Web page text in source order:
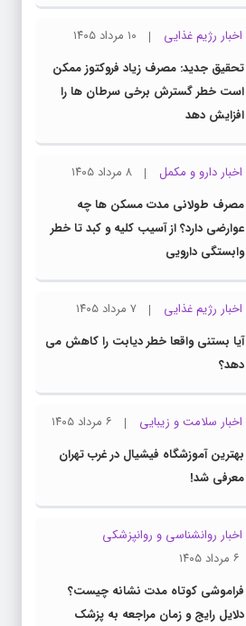
اخبار رژیم غذایی
۱۰ مرداد ۱۴۰۵
تحقیق جدید: مصرف زیاد فروکتوز ممکن
است خطر گسترش برخی سرطان ها را
افزایش دهد
اخبار دارو و مکمل
۸ مرداد ۱۴۰۵
مصرف طولانی مدت مسکن ها چه
عوارضی دارد؟ از آسیب کلیه و کبد تا خطر
وابستگی دارویی
اخبار رژیم غذایی
۷ مرداد ۱۴۰۵
آیا بستنی واقعا خطر دیابت را کاهش می
دهد؟
اخبار سلامت و زیبایی
۶ مرداد ۱۴۰۵
بهترین آموزشگاه فیشیال در غرب تهران
معرفی شد!
اخبار روانشناسی و روانپزشكی
۶ مرداد ۱۴۰۵
فراموشی کوتاه مدت نشانه چیست؟
دلایل رایج و زمان مراجعه به پزشک